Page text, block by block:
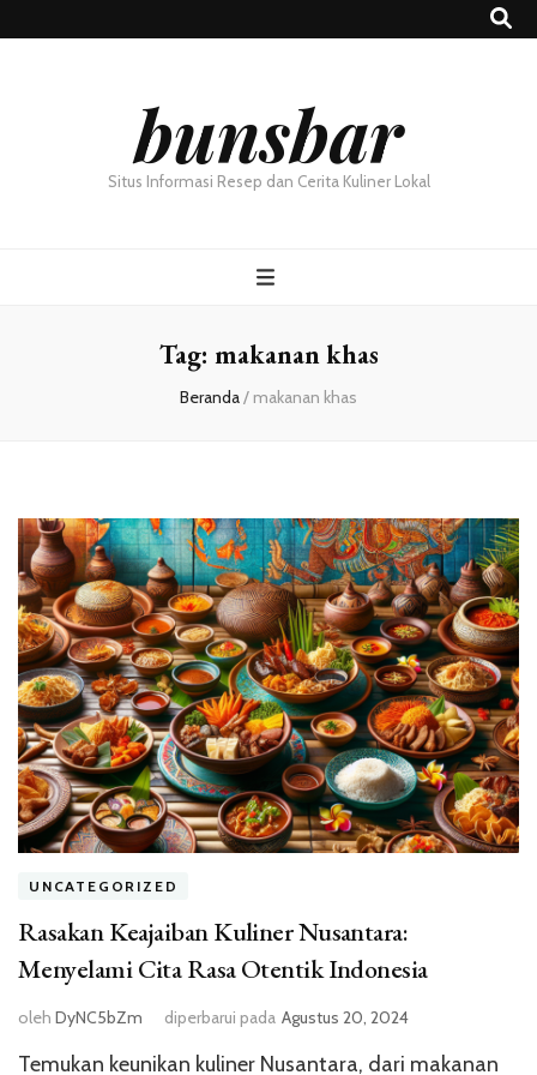
bunsbar
Situs Informasi Resep dan Cerita Kuliner Lokal
Tag: makanan khas
Beranda/ makanan khas
UNCATEGORIZED
Rasakan Keajaiban Kuliner Nusantara:
Menyelami Cita Rasa Otentik Indonesia
oleh DyNC5bZm diperbarui pada Agustus 20, 2024
Temukan keunikan kuliner Nusantara, dari makanan